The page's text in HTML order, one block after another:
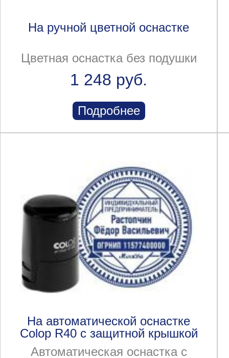
На ручной цветной оснастке
Цветная оснастка без подушки
1 248 руб.
Подробнее
На автоматической оснастке
Colop R40 с защитной крышкой
Автоматическая оснастка с